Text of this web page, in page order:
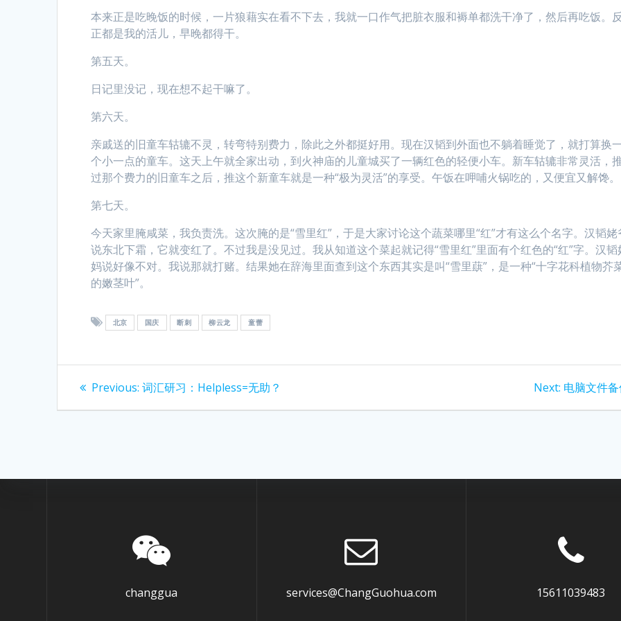
本来正是吃晚饭的时候，一片狼藉实在看不下去，我就一口作气把脏衣服和褥单都洗干净了，然后再吃饭。反
正都是我的活儿，早晚都得干。
第五天。
日记里没记，现在想不起干嘛了。
第六天。
亲戚送的旧童车轱辘不灵，转弯特别费力，除此之外都挺好用。现在汉韬到外面也不躺着睡觉了，就打算换
个小一点的童车。这天上午就全家出动，到火神庙的儿童城买了一辆红色的轻便小车。新车轱辘非常灵活，
过那个费力的旧童车之后，推这个新童车就是一种“极为灵活”的享受。午饭在呷哺火锅吃的，又便宜又解馋。
第七天。
今天家里腌咸菜，我负责洗。这次腌的是“雪里红”，于是大家讨论这个蔬菜哪里“红”才有这么个名字。汉韬姥
说东北下霜，它就变红了。不过我是没见过。我从知道这个菜起就记得“雪里红”里面有个红色的“红”字。汉韬
妈说好像不对。我说那就打赌。结果她在辞海里面查到这个东西其实是叫“雪里蕻”，是一种“十字花科植物芥
的嫩茎叶”。
北京 国庆 断刺 柳云龙 童蕾
Post
navigation
Previous: Previous
词汇研习：Helpless=无助？ Next: Next
电脑文件
changgua services@ChangGuohua.com 15611039483